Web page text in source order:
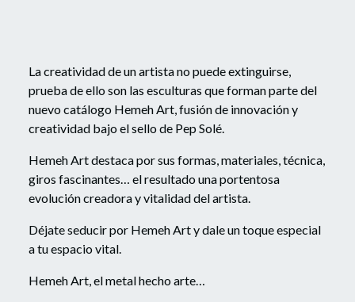
La creatividad de un artista no puede extinguirse,
prueba de ello son las esculturas que forman parte del
nuevo catálogo Hemeh Art, fusión de innovación y
creatividad bajo el sello de Pep Solé.
Hemeh Art destaca por sus formas, materiales, técnica,
giros fascinantes… el resultado una portentosa
evolución creadora y vitalidad del artista.
Déjate seducir por Hemeh Art y dale un toque especial
a tu espacio vital.
Hemeh Art, el metal hecho arte…